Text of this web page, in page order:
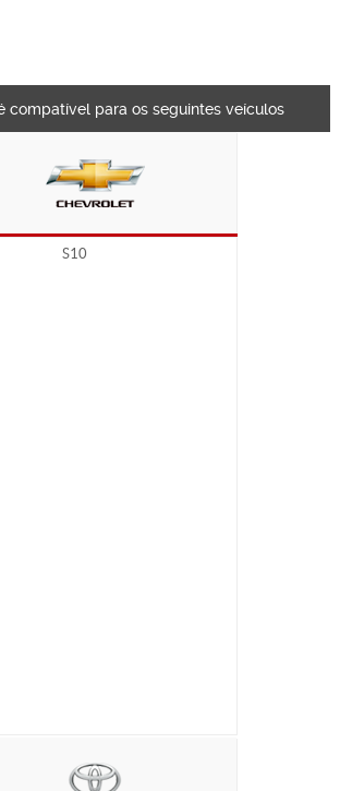
compatível para os seguintes veículos
S10